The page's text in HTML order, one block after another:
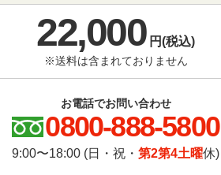
22,000円(税込)
※送料は含まれておりません
お電話でお問い合わせ
0800-888-5800
9:00〜18:00 (日・祝・第2第4土曜休)